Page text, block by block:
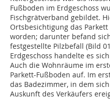
Fußboden im Erdgeschoss
Fischgrätverband gebildet.
Ortsbesichtigung das
worden; darunter befand
festgestellte Pilzbefall (Bild
Erdgeschoss handelte es
Auch die Wohnräume im
Parkett-Fußboden auf. Im
das Badezimmer, in dem
Auskunft des Verkäufers